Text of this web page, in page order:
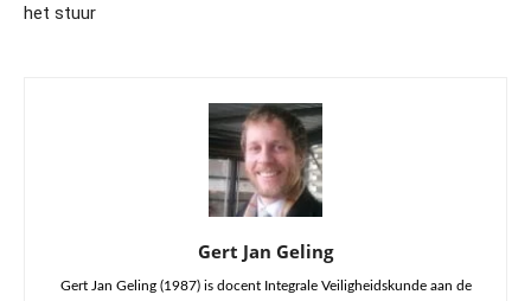
het stuur
Gert Jan Geling
Gert Jan Geling (1987) is docent Integrale Veiligheidskunde aan de